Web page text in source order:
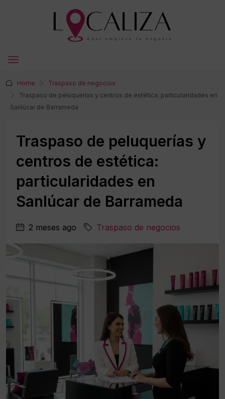
Home
Traspaso de negocios
Traspaso de peluquerías y centros de estética: particularidades en
Sanlúcar de Barrameda
Traspaso de peluquerías y
centros de estética:
particularidades en
Sanlúcar de Barrameda
2 meses ago Traspaso de negocios